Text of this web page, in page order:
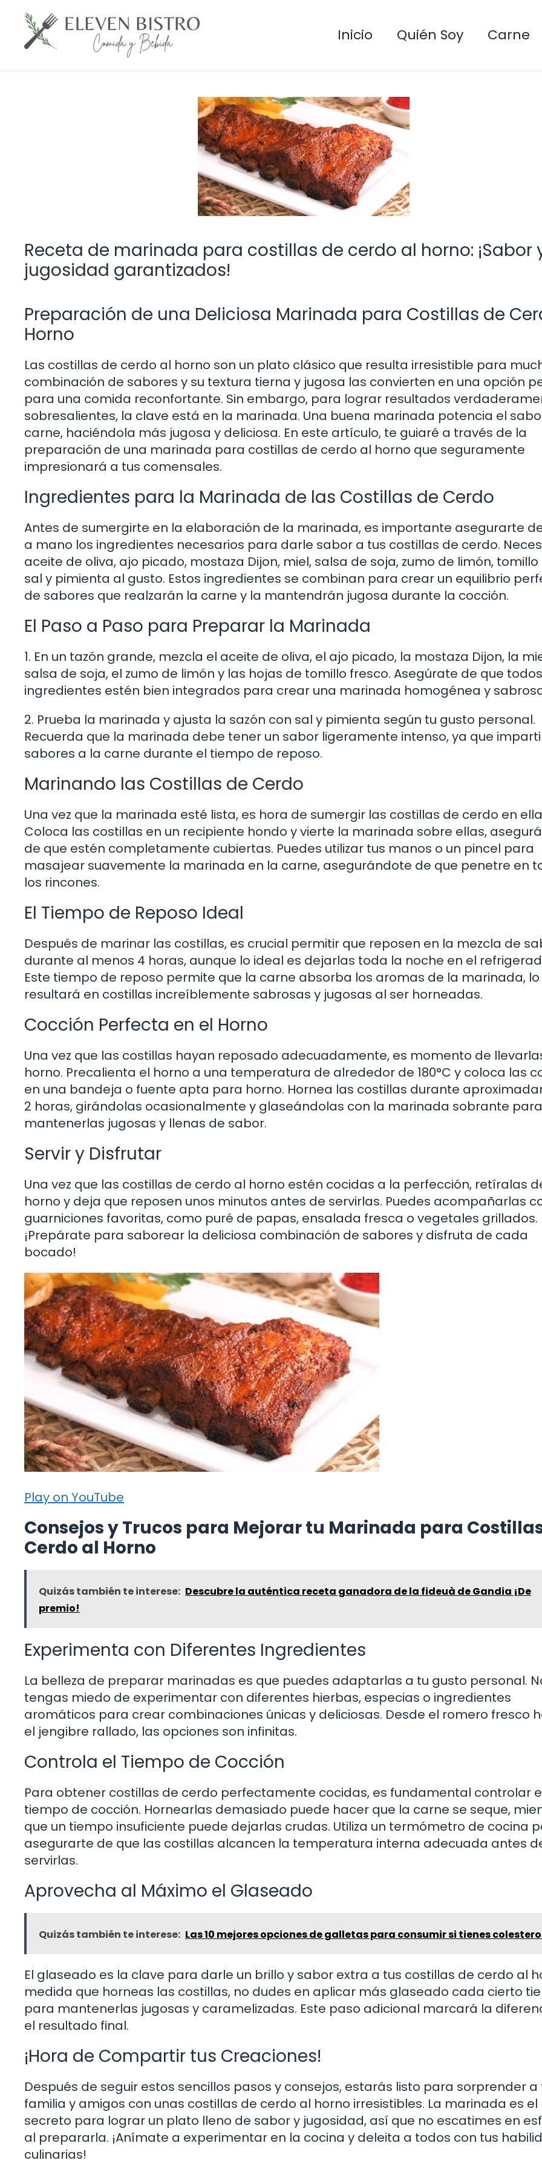
Saltar
contenido
Inicio Quién Soy Carne
Receta de marinada para costillas de cerdo al horno: ¡Sabor
jugosidad garantizados!
Preparación de una Deliciosa Marinada para Costillas de
Horno
Las costillas de cerdo al horno son un plato clásico que resulta irresistible para
combinación de sabores y su textura tierna y jugosa las convierten en una opción
para una comida reconfortante. Sin embargo, para lograr resultados
sobresalientes, la clave está en la marinada. Una buena marinada potencia el
carne, haciéndola más jugosa y deliciosa. En este artículo, te guiaré a través de la
preparación de una marinada para costillas de cerdo al horno que seguramente
impresionará a tus comensales.
Ingredientes para la Marinada de las Costillas de Cerdo
Antes de sumergirte en la elaboración de la marinada, es importante asegurarte
a mano los ingredientes necesarios para darle sabor a tus costillas de cerdo.
aceite de oliva, ajo picado, mostaza Dijon, miel, salsa de soja, zumo de limón, tomillo
sal y pimienta al gusto. Estos ingredientes se combinan para crear un equilibrio
de sabores que realzarán la carne y la mantendrán jugosa durante la cocción.
El Paso a Paso para Preparar la Marinada
1. En un tazón grande, mezcla el aceite de oliva, el ajo picado, la mostaza Dijon, la
salsa de soja, el zumo de limón y las hojas de tomillo fresco. Asegúrate de que
ingredientes estén bien integrados para crear una marinada homogénea y
2. Prueba la marinada y ajusta la sazón con sal y pimienta según tu gusto personal.
Recuerda que la marinada debe tener un sabor ligeramente intenso, ya que
sabores a la carne durante el tiempo de reposo.
Marinando las Costillas de Cerdo
Una vez que la marinada esté lista, es hora de sumergir las costillas de cerdo en
Coloca las costillas en un recipiente hondo y vierte la marinada sobre ellas,
de que estén completamente cubiertas. Puedes utilizar tus manos o un pincel para
masajear suavemente la marinada en la carne, asegurándote de que penetre en
los rincones.
El Tiempo de Reposo Ideal
Después de marinar las costillas, es crucial permitir que reposen en la mezcla de
durante al menos 4 horas, aunque lo ideal es dejarlas toda la noche en el
Este tiempo de reposo permite que la carne absorba los aromas de la marinada,
resultará en costillas increíblemente sabrosas y jugosas al ser horneadas.
Cocción Perfecta en el Horno
Una vez que las costillas hayan reposado adecuadamente, es momento de
horno. Precalienta el horno a una temperatura de alrededor de 180°C y coloca las
en una bandeja o fuente apta para horno. Hornea las costillas durante
2 horas, girándolas ocasionalmente y glaseándolas con la marinada sobrante para
mantenerlas jugosas y llenas de sabor.
Servir y Disfrutar
Una vez que las costillas de cerdo al horno estén cocidas a la perfección, retíralas
horno y deja que reposen unos minutos antes de servirlas. Puedes acompañarlas
guarniciones favoritas, como puré de papas, ensalada fresca o vegetales grillados.
¡Prepárate para saborear la deliciosa combinación de sabores y disfruta de cada
bocado!
Play on YouTube
Consejos y Trucos para Mejorar tu Marinada para
Cerdo al Horno
Quizás también te interese: Descubre la auténtica receta ganadora de la fideuà de Gandia ¡De
premio!
Experimenta con Diferentes Ingredientes
La belleza de preparar marinadas es que puedes adaptarlas a tu gusto personal.
tengas miedo de experimentar con diferentes hierbas, especias o ingredientes
aromáticos para crear combinaciones únicas y deliciosas. Desde el romero fresco
el jengibre rallado, las opciones son infinitas.
Controla el Tiempo de Cocción
Para obtener costillas de cerdo perfectamente cocidas, es fundamental controlar
tiempo de cocción. Hornearlas demasiado puede hacer que la carne se seque,
que un tiempo insuficiente puede dejarlas crudas. Utiliza un termómetro de cocina
asegurarte de que las costillas alcancen la temperatura interna adecuada antes
servirlas.
Aprovecha al Máximo el Glaseado
Quizás también te interese: Las 10 mejores opciones de galletas para consumir si tienes
El glaseado es la clave para darle un brillo y sabor extra a tus costillas de cerdo al
medida que horneas las costillas, no dudes en aplicar más glaseado cada cierto
para mantenerlas jugosas y caramelizadas. Este paso adicional marcará la
el resultado final.
¡Hora de Compartir tus Creaciones!
Después de seguir estos sencillos pasos y consejos, estarás listo para sorprender a
familia y amigos con unas costillas de cerdo al horno irresistibles. La marinada es el
secreto para lograr un plato lleno de sabor y jugosidad, así que no escatimes en
al prepararla. ¡Anímate a experimentar en la cocina y deleita a todos con tus
culinarias!